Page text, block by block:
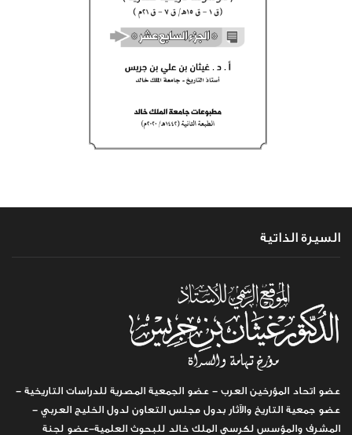
السيرة الذاتية
عضو اتحاد المؤرخين العرب - عضو الجمعية المصرية للدراسات التاريخية -
عضو جمعية التاريخ والآثار بدول مجلس التعاون لدول الخليج العربي -
المشرف والمؤسس لكرسي الملك خالد للبحوث العلمية-عضو لجنة